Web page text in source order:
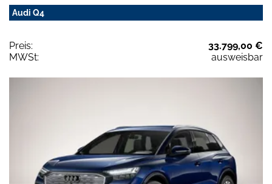
Audi Q4
Preis:
33.799,00 €
MWSt:
ausweisbar